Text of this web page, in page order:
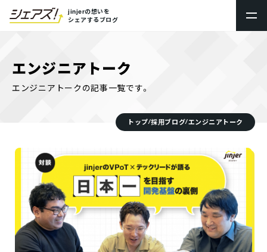
jinjerの想いを
シェアするブログ
新卒採用
採用ブログシェアズ！
社内制度・オフィス
数字で見るjinjer
エンジニアトーク
エンジニアトークの記事一覧です。
トップ/採用ブログ/エンジニアトーク